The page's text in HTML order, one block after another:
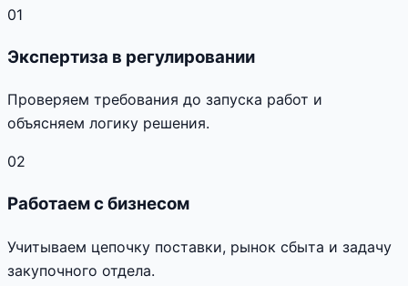
01
Экспертиза в регулировании
Проверяем требования до запуска работ и
объясняем логику решения.
02
Работаем с бизнесом
Учитываем цепочку поставки, рынок сбыта и задачу
закупочного отдела.